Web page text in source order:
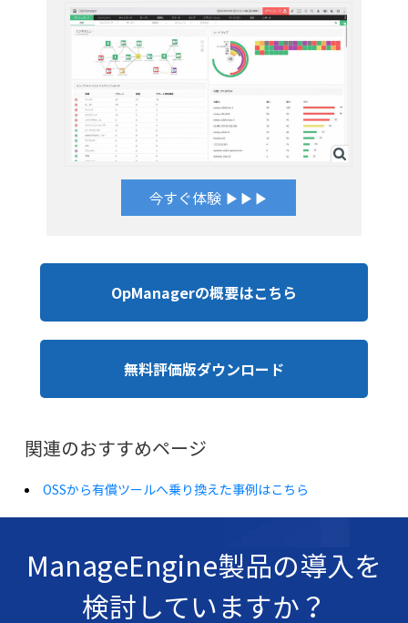
今すぐ体験 ▶▶▶
OpManagerの概要はこちら
無料評価版ダウンロード
関連のおすすめページ
OSSから有償ツールへ乗り換えた事例はこちら
ManageEngine製品の導入を
検討していますか？